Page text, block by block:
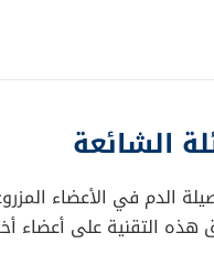
الشائعة
الدم في الأعضاء
التقنية على أعضاء